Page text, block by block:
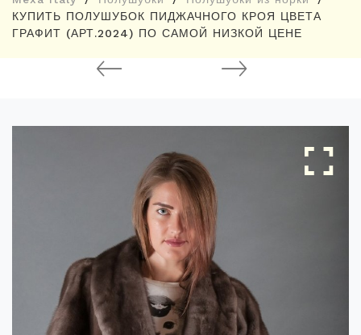
КУПИТЬ ПОЛУШУБОК ПИДЖАЧНОГО КРОЯ ЦВЕТА
ГРАФИТ (АРТ.2024) ПО САМОЙ НИЗКОЙ ЦЕНЕ